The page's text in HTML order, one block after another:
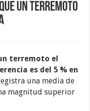
un terremoto
terremoto el
es del 5 % en
una media de
magnitud superior